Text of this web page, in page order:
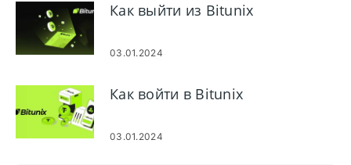
Как выйти из Bitunix
03.01.2024
Как войти в Bitunix
03.01.2024